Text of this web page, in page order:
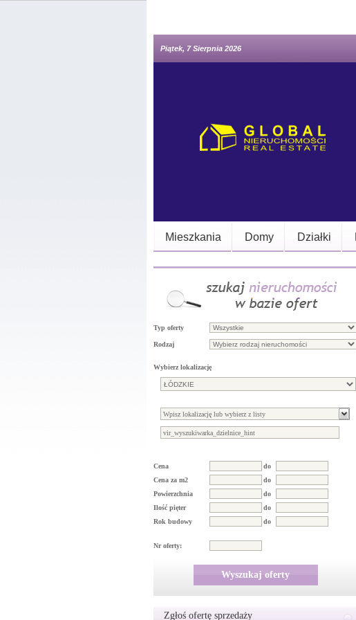
Piątek, 7 Sierpnia 2026
Mieszkania Domy Działki
Typ oferty
Rodzaj
Wybierz lokalizację
Cena
do
Cena za m2
do
Powierzchnia
do
Ilość pięter
do
Rok budowy
do
Nr oferty:
Wyszukaj oferty
Zgłoś ofertę sprzedaży